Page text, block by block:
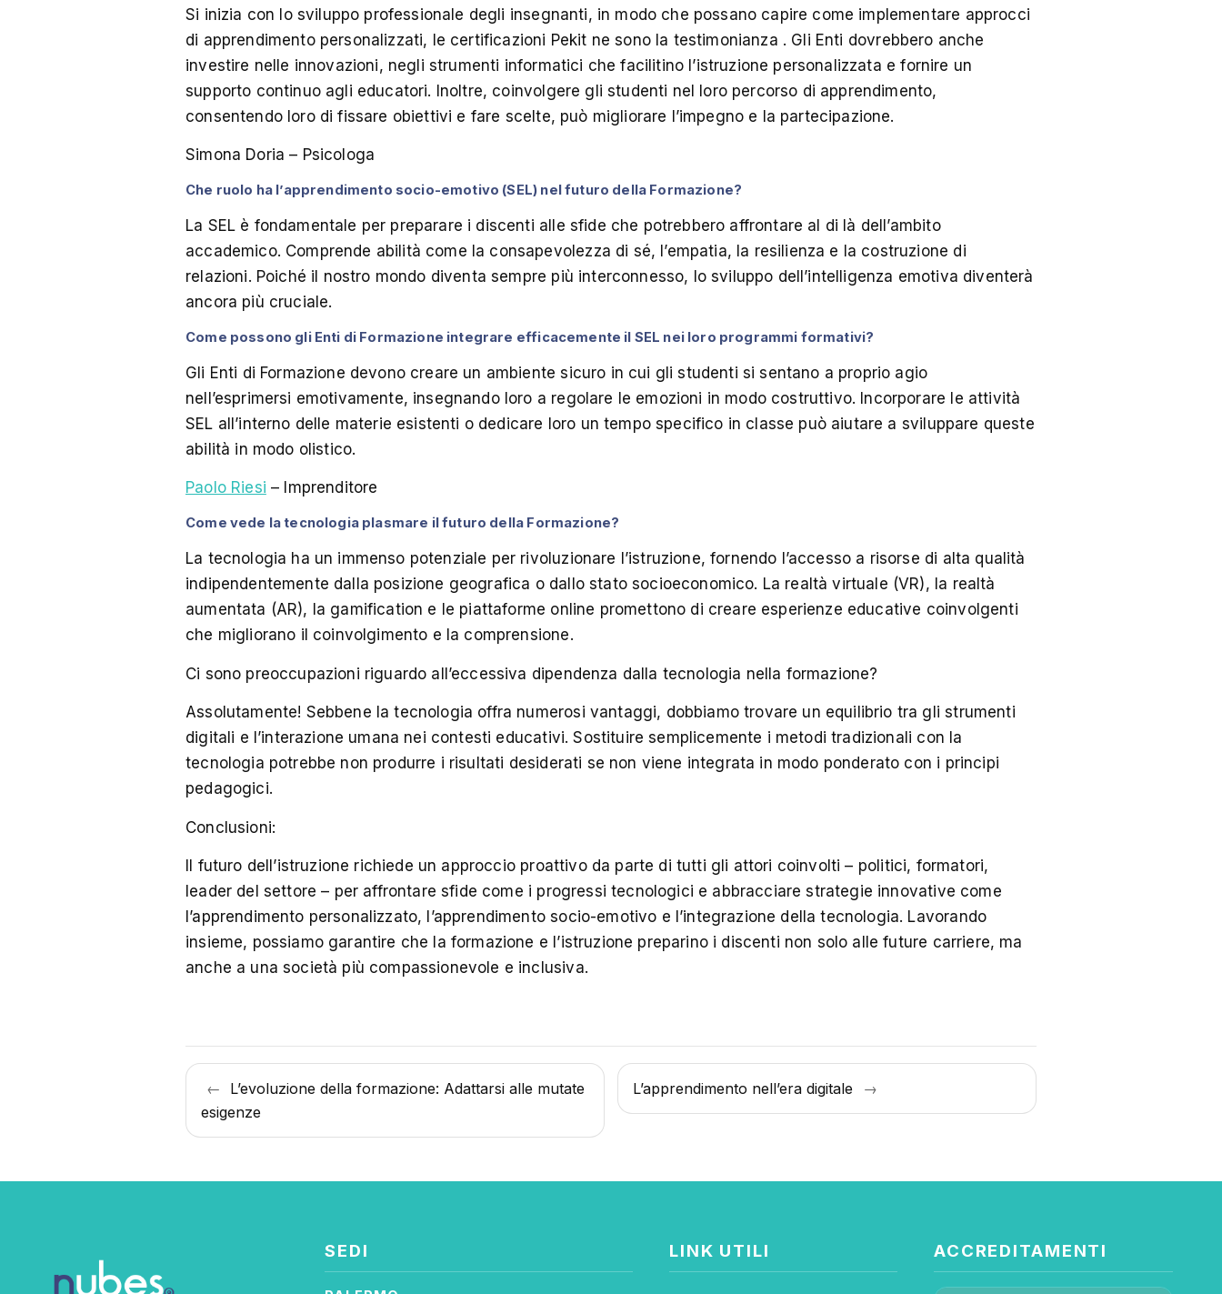
Si inizia con lo sviluppo professionale degli insegnanti, in modo che possano capire come implementare approcci
di apprendimento personalizzati, le certificazioni Pekit ne sono la testimonianza . Gli Enti dovrebbero anche
investire nelle innovazioni, negli strumenti informatici che facilitino l’istruzione personalizzata e fornire un
supporto continuo agli educatori. Inoltre, coinvolgere gli studenti nel loro percorso di apprendimento,
consentendo loro di fissare obiettivi e fare scelte, può migliorare l’impegno e la partecipazione.
Simona Doria – Psicologa
Che ruolo ha l’apprendimento socio-emotivo (SEL) nel futuro della Formazione?
La SEL è fondamentale per preparare i discenti alle sfide che potrebbero affrontare al di là dell’ambito
accademico. Comprende abilità come la consapevolezza di sé, l’empatia, la resilienza e la costruzione di
relazioni. Poiché il nostro mondo diventa sempre più interconnesso, lo sviluppo dell’intelligenza emotiva diventerà
ancora più cruciale.
Come possono gli Enti di Formazione integrare efficacemente il SEL nei loro programmi formativi?
Gli Enti di Formazione devono creare un ambiente sicuro in cui gli studenti si sentano a proprio agio
nell’esprimersi emotivamente, insegnando loro a regolare le emozioni in modo costruttivo. Incorporare le attività
SEL all’interno delle materie esistenti o dedicare loro un tempo specifico in classe può aiutare a sviluppare queste
abilità in modo olistico.
Paolo Riesi – Imprenditore
Come vede la tecnologia plasmare il futuro della Formazione?
La tecnologia ha un immenso potenziale per rivoluzionare l’istruzione, fornendo l’accesso a risorse di alta qualità
indipendentemente dalla posizione geografica o dallo stato socioeconomico. La realtà virtuale (VR), la realtà
aumentata (AR), la gamification e le piattaforme online promettono di creare esperienze educative coinvolgenti
che migliorano il coinvolgimento e la comprensione.
Ci sono preoccupazioni riguardo all’eccessiva dipendenza dalla tecnologia nella formazione?
Assolutamente! Sebbene la tecnologia offra numerosi vantaggi, dobbiamo trovare un equilibrio tra gli strumenti
digitali e l’interazione umana nei contesti educativi. Sostituire semplicemente i metodi tradizionali con la
tecnologia potrebbe non produrre i risultati desiderati se non viene integrata in modo ponderato con i principi
pedagogici.
Conclusioni:
Il futuro dell’istruzione richiede un approccio proattivo da parte di tutti gli attori coinvolti – politici, formatori,
leader del settore – per affrontare sfide come i progressi tecnologici e abbracciare strategie innovative come
l’apprendimento personalizzato, l’apprendimento socio-emotivo e l’integrazione della tecnologia. Lavorando
insieme, possiamo garantire che la formazione e l’istruzione preparino i discenti non solo alle future carriere, ma
anche a una società più compassionevole e inclusiva.
Navigazione
articoli
←
L’evoluzione della formazione: Adattarsi alle mutate
esigenze
L’apprendimento nell’era digitale →
SEDI LINK UTILI ACCREDITAMENTI